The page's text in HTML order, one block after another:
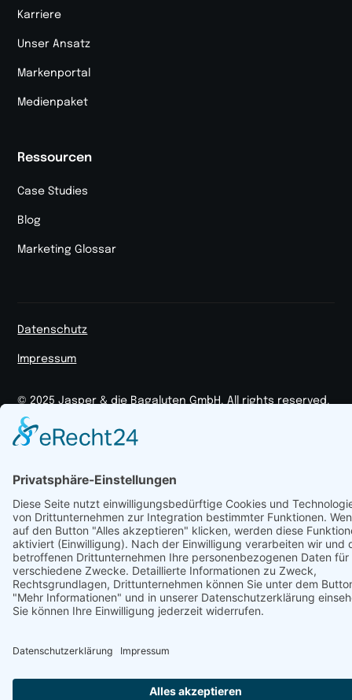
Karriere
Unser Ansatz
Markenportal
Medienpaket
Ressourcen
Case Studies
Blog
Marketing Glossar
© 2025 Jasper & die Bagaluten GmbH. All rights reserved.
Datenschutz
Impressum